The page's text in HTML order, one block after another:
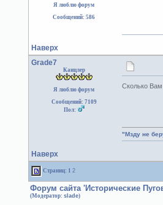
Я люблю форум
Сообщений: 586
Наверх
Grade7
Канцлер
Я люблю форум
Сообщений: 7109
Пол:
Сколько Вам
Наверх
"Мзду не
Страниц: 1 2
Форум сайта 'Исторические
(Модератор: slade)